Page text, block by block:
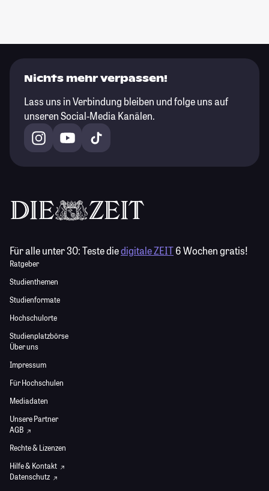
Nichts mehr verpassen!
Lass uns in Verbindung bleiben und folge uns auf
unseren Social-Media Kanälen.
Für alle unter 30:Teste diedigitale ZEIT6 Wochen gratis!
Ratgeber
Studienthemen
Studienformate
Hochschulorte
Studienplatzbörse
Über uns
Impressum
Für Hochschulen
Mediadaten
Unsere Partner
AGB
Rechte & Lizenzen
Hilfe & Kontakt
Datenschutz